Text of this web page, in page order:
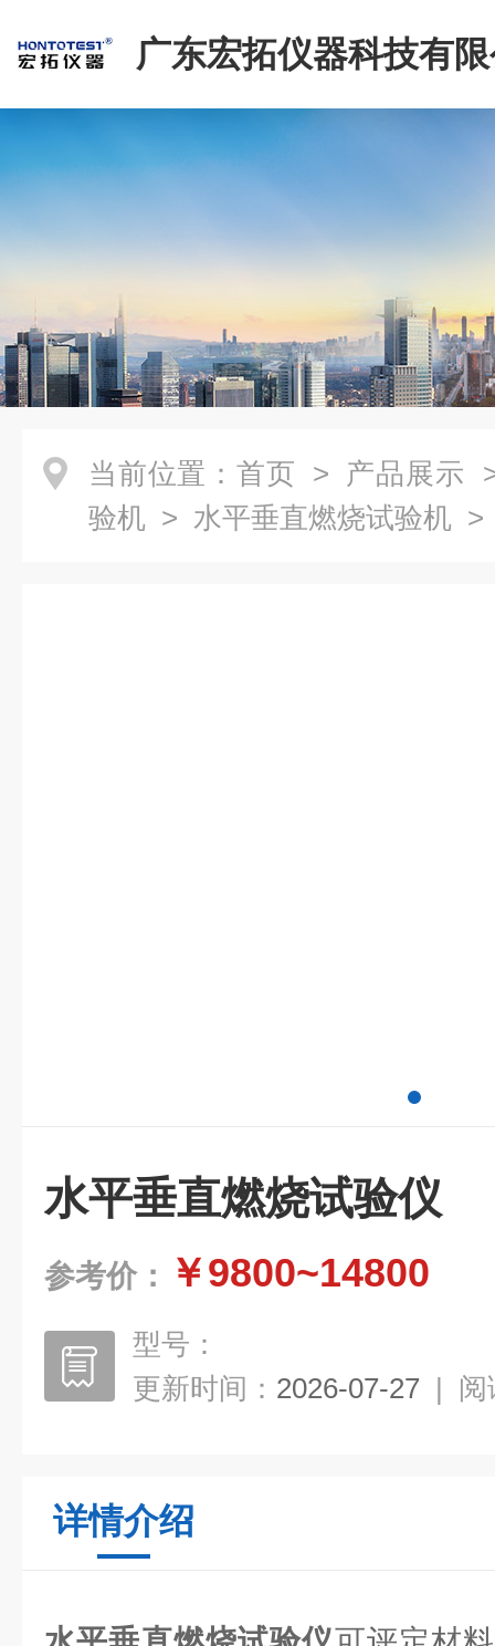
广东宏拓仪器科技有
当前位置： 首页 > 产品展示
验机 > 水平垂直燃烧试验机 >
水平垂直燃烧试验仪
参考价： ￥9800~14800
型号：
更新时间： 2026-07-27 | 阅
详情介绍